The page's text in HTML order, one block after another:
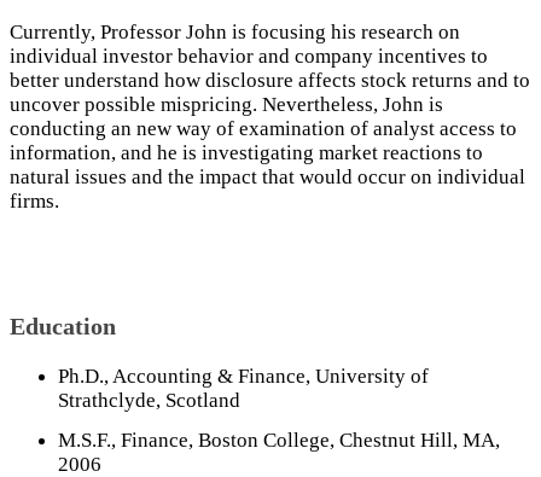
Currently, Professor John is focusing his research on
individual investor behavior and company incentives to
better understand how disclosure affects stock returns and to
uncover possible mispricing. Nevertheless, John is
conducting an new way of examination of analyst access to
information, and he is investigating market reactions to
natural issues and the impact that would occur on individual
firms.
Education
Ph.D., Accounting & Finance, University of
Strathclyde, Scotland
M.S.F., Finance, Boston College, Chestnut Hill, MA,
2006